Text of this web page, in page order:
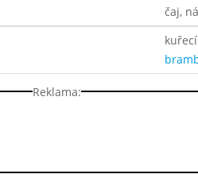
čaj,
Reklama: